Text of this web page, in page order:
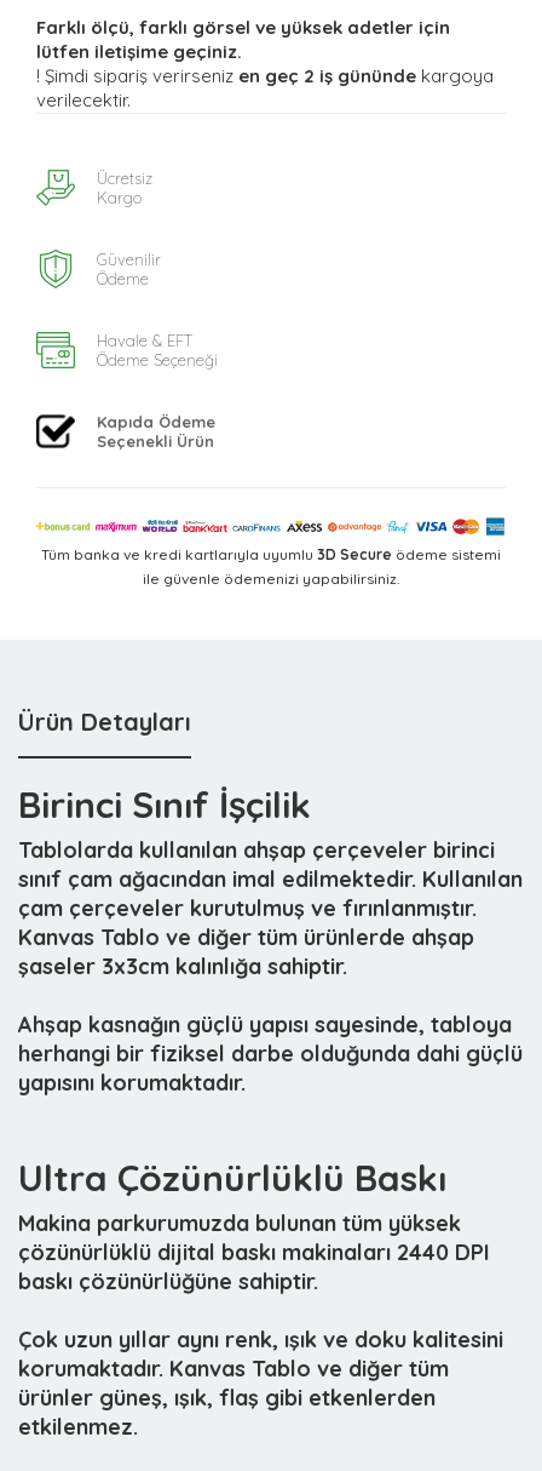
Farklı ölçü, farklı görsel ve yüksek adetler için
lütfen iletişime geçiniz.
! Şimdi sipariş verirseniz en geç 2 iş gününde kargoya
verilecektir.
Ücretsiz
Kargo
Güvenilir
Ödeme
Havale & EFT
Ödeme Seçeneği
Kapıda Ödeme
Seçenekli Ürün
Tüm banka ve kredi kartlarıyla uyumlu 3D Secure ödeme sistemi
ile güvenle ödemenizi yapabilirsiniz.
Ürün Detayları
Birinci Sınıf İşçilik
Tablolarda kullanılan ahşap çerçeveler birinci
sınıf çam ağacından imal edilmektedir. Kullanılan
çam çerçeveler kurutulmuş ve fırınlanmıştır.
Kanvas Tablo ve diğer tüm ürünlerde ahşap
şaseler 3x3cm kalınlığa sahiptir.
Ahşap kasnağın güçlü yapısı sayesinde, tabloya
herhangi bir fiziksel darbe olduğunda dahi güçlü
yapısını korumaktadır.
Ultra Çözünürlüklü Baskı
Makina parkurumuzda bulunan tüm yüksek
çözünürlüklü dijital baskı makinaları 2440 DPI
baskı çözünürlüğüne sahiptir.
Çok uzun yıllar aynı renk, ışık ve doku kalitesini
korumaktadır. Kanvas Tablo ve diğer tüm
ürünler güneş, ışık, flaş gibi etkenlerden
etkilenmez.